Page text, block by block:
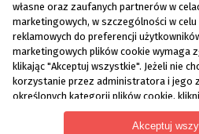
Pozyskaj dofinansowanie z PUP
Wzory dokumentów
Blog
własne oraz zaufanych partnerów w
marketingowych, w szczególności w
reklamowych do preferencji
marketingowych plików cookie wymaga
klikając "Akceptuj wszystkie". Jeżeli nie
korzystanie przez administratora i jego
określonych kategorii plików cookie,
zdecyduj o swoich preferencjach.
każdym momencie poprzez zmianę
Akceptuj